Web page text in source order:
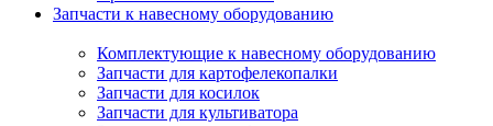
Запчасти к навесному оборудованию
Комплектующие к навесному оборудованию
Запчасти для картофелекопалки
Запчасти для косилок
Запчасти для культиватора